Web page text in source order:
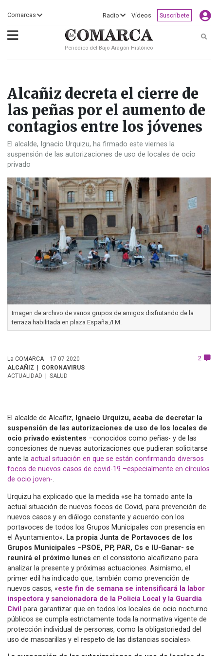
Comarcas Radio Vídeos Suscríbete
Periódico del Bajo Aragón Histórico
Alcañiz decreta el cierre de
las peñas por el aumento de
contagios entre los jóvenes
El alcalde, Ignacio Urquizu, ha firmado este viernes la
suspensión de las autorizaciones de uso de locales de ocio
privado
Imagen de archivo de varios grupos de amigos disfrutando de la
terraza habilitada en plaza España./I.M.
La COMARCA 17 07 2020 2
ALCAÑIZ
CORONAVIRUS
ACTUALIDAD
SALUD
El alcalde de Alcañiz, Ignacio Urquizu, acaba de decretar la
suspensión de las autorizaciones de uso de los locales de
ocio privado existentes –conocidos como peñas- y de las
concesiones de nuevas autorizaciones que pudieran solicitarse
ante la actual situación en que se están confirmando diversos
focos de nuevos casos de covid-19 –especialmente en círculos
de ocio joven-.
Urquizu ha explicado que la medida «se ha tomado ante la
actual situación de nuevos focos de Covid, para prevención de
nuevos casos y en diálogo constante y acuerdo con los
portavoces de todos los Grupos Municipales con presencia en
el Ayuntamiento». La propia Junta de Portavoces de los
Grupos Municipales –PSOE, PP, PAR, Cs e IU-Ganar- se
reunirá el próximo lunes en el consistorio alcañizano para
analizar la presente y próximas actuaciones. Asimismo, el
primer edil ha indicado que, también como prevención de
nuevos casos, «este fin de semana se intensificará la labor
inspectora y sancionadora de la Policía Local y la Guardia
Civil para garantizar que en todos los locales de ocio nocturno
públicos se cumpla estrictamente toda la normativa vigente de
protección individual de personas, como la obligatoriedad del
uso de mascarillas y el respeto de las distancias sociales».